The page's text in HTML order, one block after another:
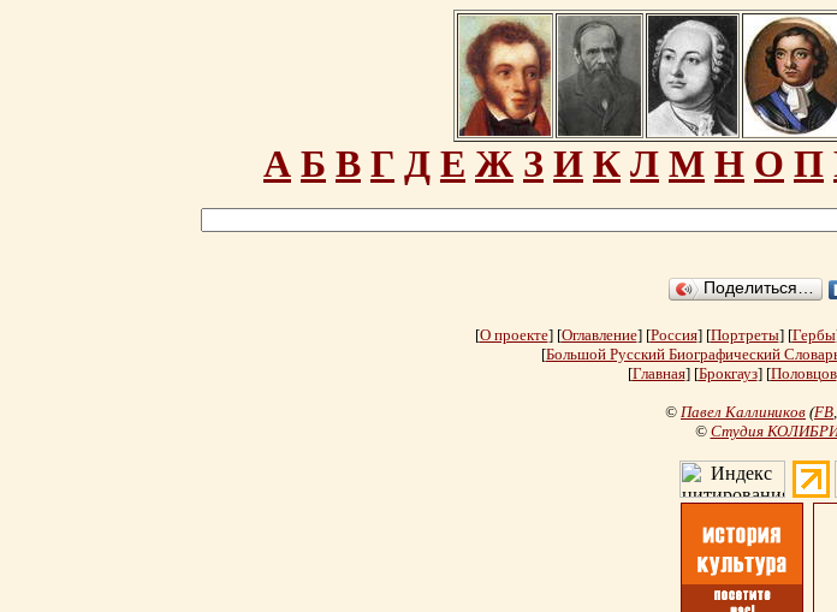
А Б В Г Д Е Ж З И К Л М Н О П
Поделиться…
[О проекте] [Оглавление] [Россия] [Портреты] [Гербы
[Большой Русский Биографический
[Главная] [Брокгауз] [Половцов
© Павел Каллиников (FB,
© Студия